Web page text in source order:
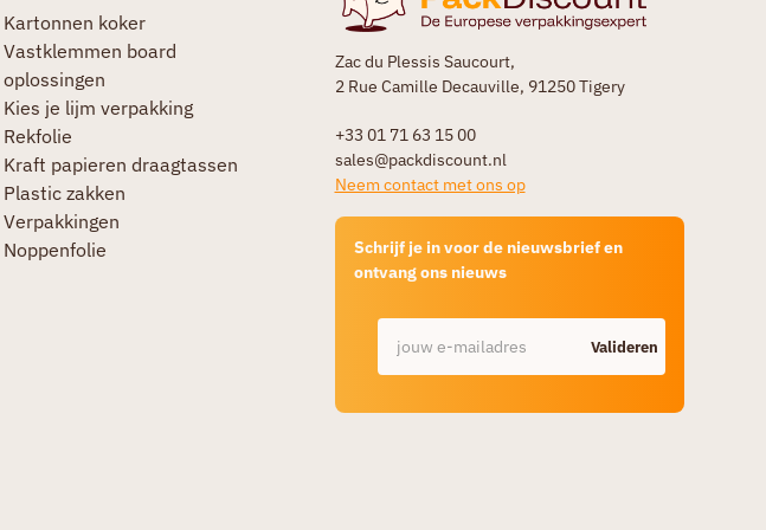
Zac du Plessis Saucourt,
2 Rue Camille Decauville, 91250 Tigery
+33 01 71 63 15 00
sales@packdiscount.nl
Neem contact met ons op
Schrijf je in voor de nieuwsbrief en
ontvang ons nieuws
Valideren
Kartonnen koker
Vastklemmen board
oplossingen
Kies je lijm verpakking
Rekfolie
Kraft papieren draagtassen
Plastic zakken
Verpakkingen
Noppenfolie